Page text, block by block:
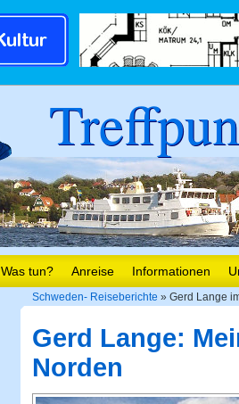
Was tun? Anreise Informationen
Schweden- Reiseberichte » Gerd Lange
Gerd Lange:
Norden